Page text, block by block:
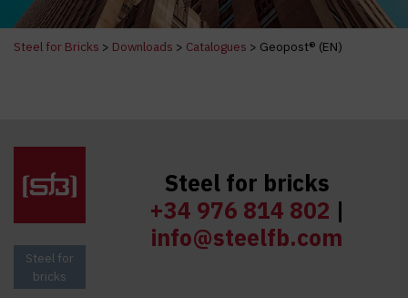
Steel for Bricks > Downloads > Catalogues > Geopost® (EN)
Steel for
bricks
Steel for bricks
+34 976 814 802 |
info@steelfb.com